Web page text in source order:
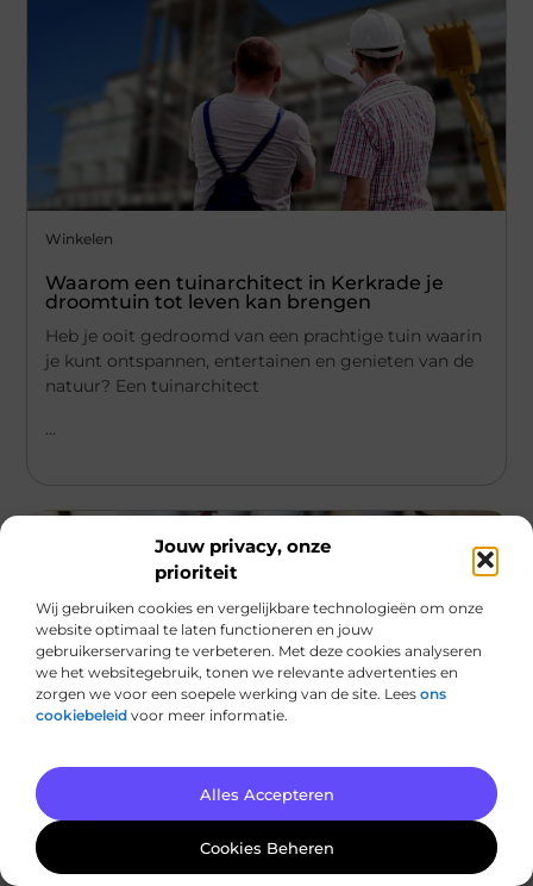
Jouw privacy, onze
prioriteit
Wij gebruiken cookies en vergelijkbare technologieën om onze
website optimaal te laten functioneren en jouw
gebruikerservaring te verbeteren. Met deze cookies analyseren
we het websitegebruik, tonen we relevante advertenties en
zorgen we voor een soepele werking van de site. Lees ons
cookiebeleid voor meer informatie.
Alles Accepteren
Cookies Beheren
Winkelen
Waarom een tuinarchitect in Kerkrade je
droomtuin tot leven kan brengen
Heb je ooit gedroomd van een prachtige tuin waarin
je kunt ontspannen, entertainen en genieten van de
natuur? Een tuinarchitect
...
Winkelen
Betoverende trouwlocatie in Maassluis voor
je droombruiloft
Maassluis is een pittoresk stadje dat zich uitstekend